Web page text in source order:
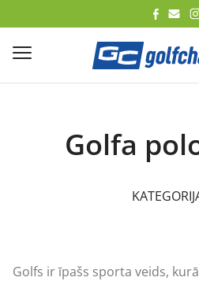
Golfa
Golfs ir īpašs sporta veids,